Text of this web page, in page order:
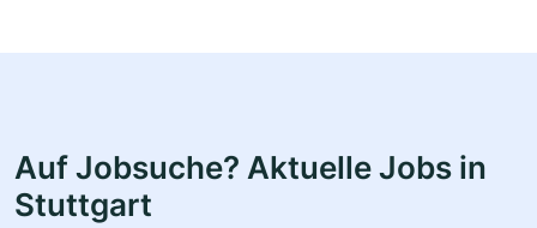
Auf Jobsuche? Aktuelle Jobs in
Stuttgart